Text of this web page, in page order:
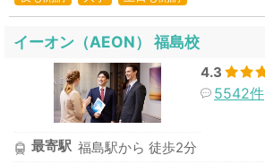
イーオン（AEON） 福島校
4.3
5542件
最寄駅 福島駅から 徒歩2分